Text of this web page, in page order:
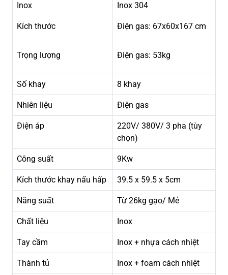
Inox Inox 304
Kích thước Điện gas: 67x60x167 cm
Trọng lượng Điện gas: 53kg
Số khay 8 khay
Nhiên liệu Điện gas
Điện áp
220V/ 380V/ 3 pha (tùy
chọn)
Công suất 9Kw
Kích thước khay nấu hấp 39.5 x 59.5 x 5cm
Năng suất Từ 26kg gạo/ Mẻ
Chất liệu Inox
Tay cầm Inox + nhựa cách nhiệt
Thành tủ Inox + foam cách nhiệt